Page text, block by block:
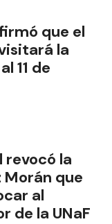
que el
la
11 de
revocó la
que
al
de la UNaF